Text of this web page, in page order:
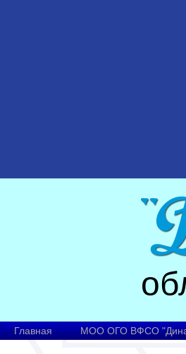
Главная МОО ОГО ВФСО